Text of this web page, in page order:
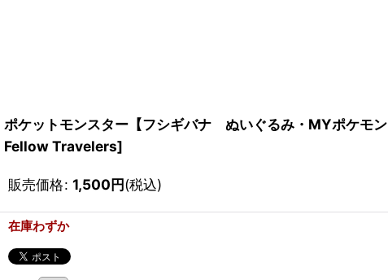
ポケットモンスター【フシギバナ ぬいぐるみ・MYポケ
Fellow Travelers]
販売価格: 1,500円(税込)
在庫わずか